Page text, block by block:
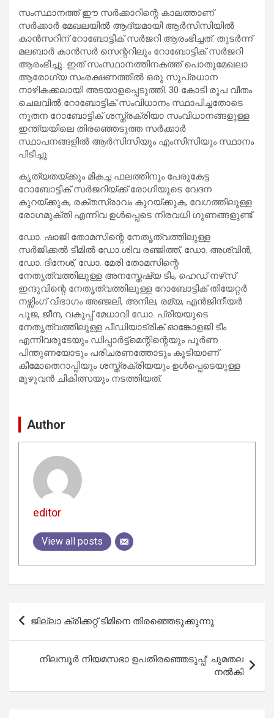
സംസ്ഥാനത്ത് ഈ സര്‍ക്കാറിന്റെ കാലത്താണ്
സര്‍ക്കാര്‍ മേഖലയില്‍ ആദ്യമായി ആര്‍സിസിയില്‍
കാന്‍സറിന് റോബോട്ടിക് സര്‍ജറി ആരംഭിച്ചത്. തുടര്‍ന്ന്
മലബാര്‍ കാന്‍സര്‍ സെന്ററിലും റോബോട്ടിക് സര്‍ജറി
ആരംഭിച്ചു. ഇത് സംസ്ഥാനത്തിനകത്ത് പൊതുമേഖലാ
ആരോഗ്യ സംരക്ഷണത്തില്‍ ഒരു സുപ്രധാന
നാഴികക്കലായി അടയാളപ്പെടുത്തി. 30 കോടി രൂപ വീതം
ചെലവില്‍ റോബോട്ടിക് സംവിധാനം സ്ഥാപിച്ചതോടെ
നൂതന റോബോട്ടിക് ശസ്ത്രക്രിയാ സംവിധാനങ്ങളുള്ള
ഇന്ത്യയിലെ തിരഞ്ഞെടുത്ത സര്‍ക്കാര്‍
സ്ഥാപനങ്ങളില്‍ ആര്‍സിസിയും എംസിസിയും സ്ഥാനം
പിടിച്ചു.
കൃത്യതയ്ക്കും മികച്ച ഫലത്തിനും പേരുകേട്ട
റോബോട്ടിക് സര്‍ജറിയ്ക്ക് രോഗിയുടെ വേദന
കുറയ്ക്കുക, രക്തസ്രാവം കുറയ്ക്കുക, വേഗത്തിലുള്ള
രോഗമുക്തി എന്നിവ ഉള്‍പ്പെടെ നിരവധി ഗുണങ്ങളുണ്ട്.
ഡോ. ഷാജി തോമസിന്റെ നേതൃത്വത്തിലുള്ള
സര്‍ജിക്കല്‍ ടീമില്‍ ഡോ.ശിവ രഞ്ജിത്ത്, ഡോ. അശ്വിന്‍,
ഡോ. ദിനേശ്, ഡോ. മേരി തോമസിന്റെ
നേതൃത്വത്തിലുള്ള അനസ്തേഷ്യ ടീം, ഹെഡ് നഴ്‌സ്
ഇന്ദുവിന്റെ നേതൃത്വത്തിലുള്ള റോബോട്ടിക് തിയേറ്റര്‍
നഴ്സിംഗ് വിഭാഗം അഞ്ജലി, അനില, രമ്യ, എന്‍ജിനീയര്‍
പൂജ, ജീന, വകുപ്പ് മേധാവി ഡോ. പ്രിയയുടെ
നേതൃത്വത്തിലുള്ള പീഡിയാട്രിക് ഓങ്കോളജി ടീം
എന്നിവരുടേയും ഡിപ്പാര്‍ട്ട്‌മെന്റിന്റെയും പൂര്‍ണ
പിന്തുണയോടും പരിചരണത്തോടും കൂടിയാണ്
കീമോതെറാപ്പിയും ശസ്ത്രക്രിയയും ഉള്‍പ്പെടെയുള്ള
മുഴുവന്‍ ചികിത്സയും നടത്തിയത്.
Author
editor
View all posts
Post
navigation
ജില്ലാ ക്രിക്കറ്റ്‌ ടിമിനെ തിരഞ്ഞെടുക്കുന്നു
നിലമ്പൂര്‍ നിയമസഭാ ഉപതിരഞ്ഞെടുപ്പ്: ചുമതല
നല്‍കി